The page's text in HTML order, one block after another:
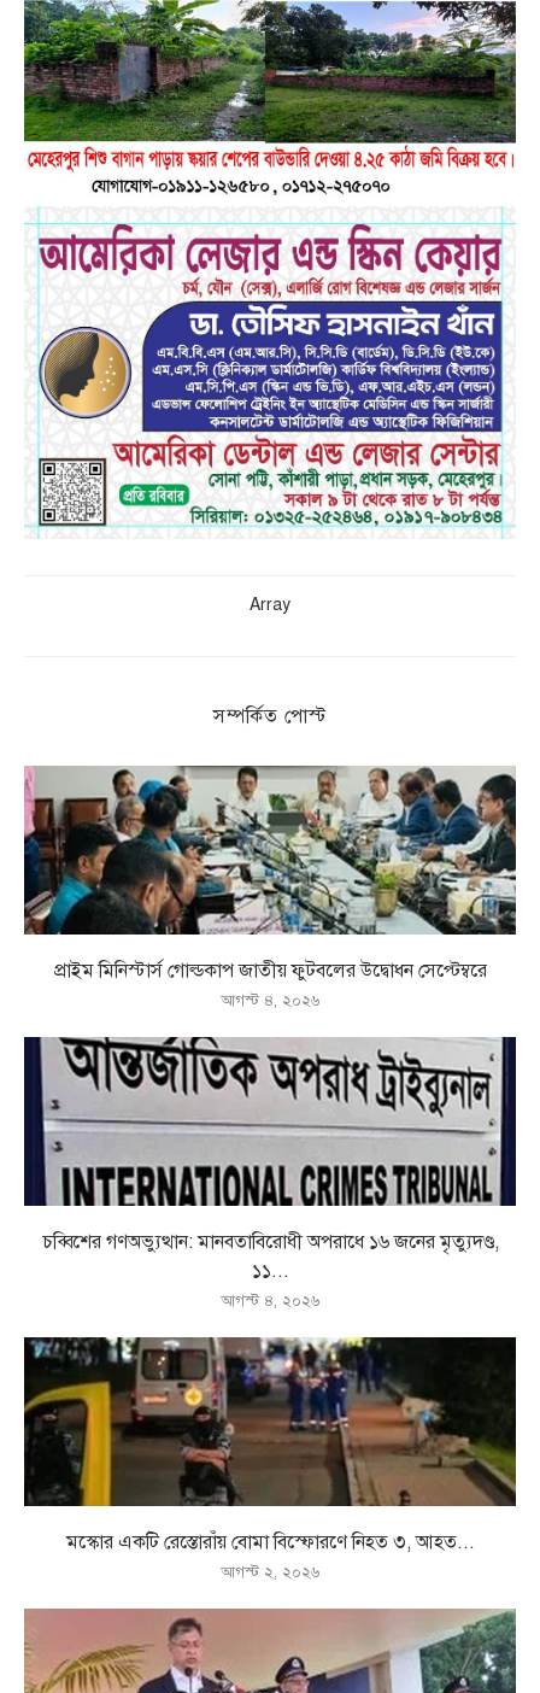
Array
সম্পর্কিত পোস্ট
প্রাইম মিনিস্টার্স গোল্ডকাপ জাতীয় ফুটবলের উদ্বোধন সেপ্টেম্বরে
আগস্ট ৪, ২০২৬
চব্বিশের গণঅভ্যুত্থান: মানবতাবিরোধী অপরাধে ১৬ জনের মৃত্যুদণ্ড,
১১...
আগস্ট ৪, ২০২৬
মস্কোর একটি রেস্তোরাঁয় বোমা বিস্ফোরণে নিহত ৩, আহত...
আগস্ট ২, ২০২৬